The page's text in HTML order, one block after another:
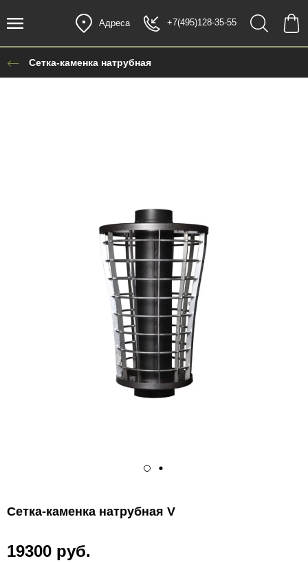
Адреса +7(495)128-35-55
Сетка-каменка натрубная
Сетка-каменка натрубная V
19300 руб.